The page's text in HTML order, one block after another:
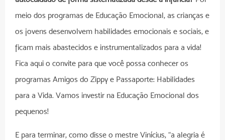
meio dos programas de Educação Emocional, as crianças e
os jovens desenvolvem habilidades emocionais e sociais, e
ficam mais abastecidos e instrumentalizados para a vida!
Fica aqui o convite para que você possa conhecer os
programas Amigos do Zippy e Passaporte: Habilidades
para a Vida. Vamos investir na Educação Emocional dos
pequenos!
E para terminar, como disse o mestre Vinícius, “a alegria é